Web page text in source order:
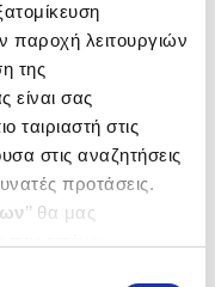
παροχή λειτουργιών
της
είναι σας
ταιριαστή στις
στις αναζητήσεις
προτάσεις.
’’ θα μας